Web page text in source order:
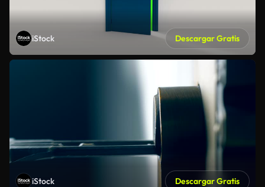
iStock Descargar Gratis
iStock Descargar Gratis